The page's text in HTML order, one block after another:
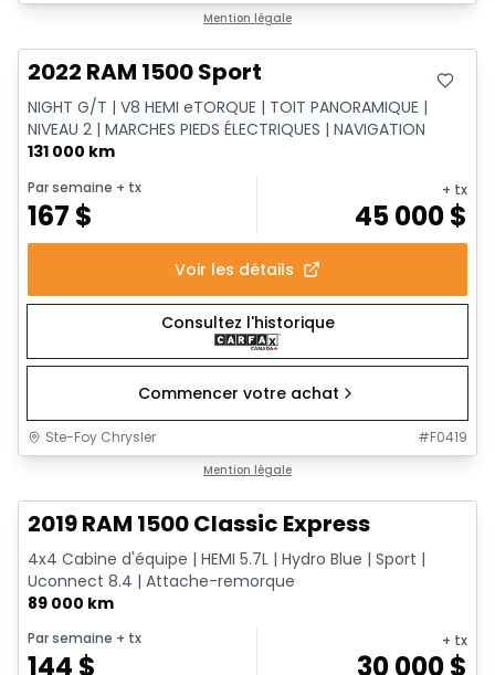
Mention légale
2022 RAM 1500 Sport
NIGHT G/T | V8 HEMI eTORQUE | TOIT PANORAMIQUE |
NIVEAU 2 | MARCHES PIEDS ÉLECTRIQUES | NAVIGATION
131 000 km
Par semaine + tx
167 $
+ tx
45 000$
Voir les détails
Consultez l'historique
Commencer votre achat
Ste-Foy Chrysler #F0419
Mention légale
2019 RAM 1500 Classic Express
4x4 Cabine d'équipe | HEMI 5.7L | Hydro Blue | Sport |
Uconnect 8.4 | Attache-remorque
89 000 km
Par semaine + tx
144 $
+ tx
30 000$